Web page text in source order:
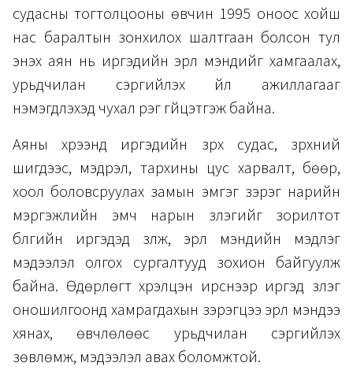
судасны тогтолцооны өвчин 1995 оноос хойш
нас баралтын зонхилох шалтгаан болсон тул
энэхүү аян нь иргэдийн эрүүл мэндийг хамгаалах,
урьдчилан сэргийлэх үйл ажиллагааг
нэмэгдүүлэхэд чухал үүрэг гүйцэтгэж байна.
Аяны хүрээнд иргэдийн зүрх судас, зүрхний
шигдээс, мэдрэл, тархины цус харвалт, бөөр,
хоол боловсруулах замын эмгэг зэрэг нарийн
мэргэжлийн эмч нарын үзлэгийг зорилтот
бүлгийн иргэдэд үзүүлж, эрүүл мэндийн мэдлэг
мэдээлэл олгох сургалтууд зохион байгуулж
байна. Өдөрлөгт хүрэлцэн ирснээр иргэд үзлэг
оношилгоонд хамрагдахын зэрэгцээ эрүүл мэндээ
хянах, өвчлөлөөс урьдчилан сэргийлэх
зөвлөмж, мэдээлэл авах боломжтой.